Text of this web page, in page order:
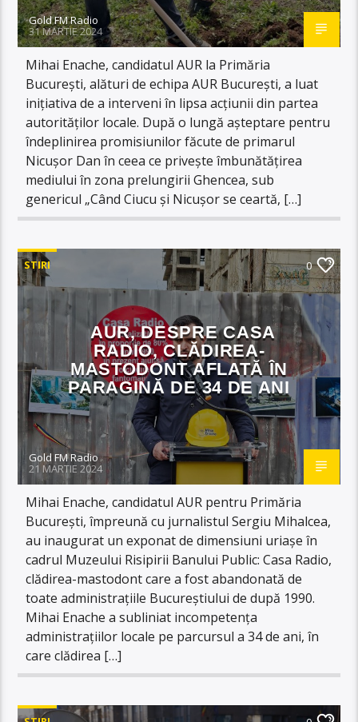
Gold FM Radio
31 MARTIE 2024
Mihai Enache, candidatul AUR la Primăria
București, alături de echipa AUR București, a luat
inițiativa de a interveni în lipsa acțiunii din partea
autorităților locale. După o lungă așteptare pentru
îndeplinirea promisiunilor făcute de primarul
Nicușor Dan în ceea ce privește îmbunătățirea
mediului în zona prelungirii Ghencea, sub
genericul „Când Ciucu și Nicușor se ceartă, […]
STIRI 0
AUR, DESPRE CASA
RADIO, CLĂDIREA-
MASTODONT AFLATĂ ÎN
PARAGINĂ DE 34 DE ANI
Gold FM Radio
21 MARTIE 2024
Mihai Enache, candidatul AUR pentru Primăria
București, împreună cu jurnalistul Sergiu Mihalcea,
au inaugurat un exponat de dimensiuni uriașe în
cadrul Muzeului Risipirii Banului Public: Casa Radio,
clădirea-mastodont care a fost abandonată de
toate administrațiile Bucureștiului de după 1990.
Mihai Enache a subliniat incompetența
administrațiilor locale pe parcursul a 34 de ani, în
care clădirea […]